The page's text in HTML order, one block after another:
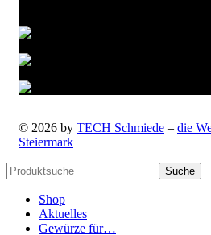
© 2026 by TECH Schmiede – die
Steiermark
Suche
Shop
Aktuelles
Gewürze für…